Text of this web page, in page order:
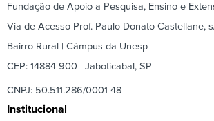
Fundação de Apoio a Pesquisa, Ensino e
Via de Acesso Prof. Paulo Donato Castellane,
Bairro Rural | Câmpus da Unesp
CEP: 14884-900 | Jaboticabal, SP
CNPJ: 50.511.286/0001-48
Institucional